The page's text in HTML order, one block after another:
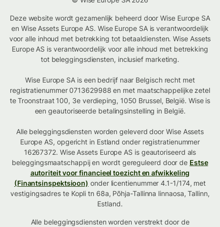
Deze website wordt gezamenlijk beheerd door Wise Europe SA
en Wise Assets Europe AS. Wise Europe SA is verantwoordelijk
voor alle inhoud met betrekking tot betaaldiensten. Wise Assets
Europe AS is verantwoordelijk voor alle inhoud met betrekking
tot beleggingsdiensten, inclusief marketing.
Wise Europe SA is een bedrijf naar Belgisch recht met
registratienummer 0713629988 en met maatschappelijke zetel
te Troonstraat 100, 3e verdieping, 1050 Brussel, België. Wise is
een geautoriseerde betalingsinstelling in België.
Alle beleggingsdiensten worden geleverd door Wise Assets
Europe AS, opgericht in Estland onder registratienummer
16267372. Wise Assets Europe AS is geautoriseerd als
beleggingsmaatschappij en wordt gereguleerd door de Estse
autoriteit voor financieel toezicht en afwikkeling
(Finantsinspektsioon) onder licentienummer 4.1-1/174, met
vestigingsadres te Kopli tn 68a, Põhja-Tallinna linnaosa, Tallinn,
Estland.
Alle beleggingsdiensten worden verstrekt door de